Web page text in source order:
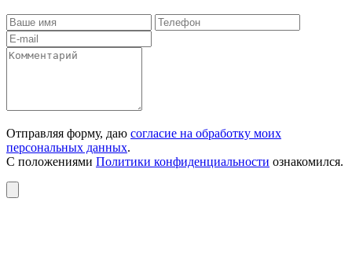
Отправляя форму, даю согласие на обработку моих
персональных данных.
С положениями Политики конфиденциальности ознакомился.